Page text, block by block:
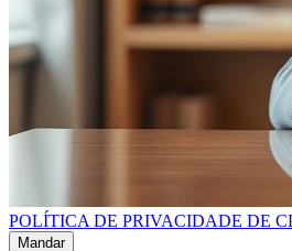
POLÍTICA DE PRIVACIDADE DE